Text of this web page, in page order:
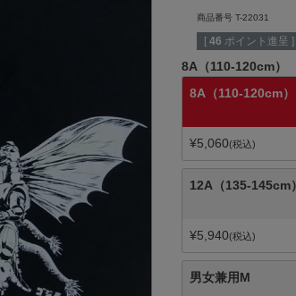
商品番号 T-22031
[ 46 ポイント進呈 ]
8A（110-120cm）
8A（110-120cm）
¥5,060 税込
12A（135-145cm）
¥5,940 税込
男女兼用M